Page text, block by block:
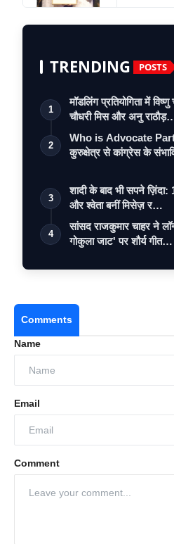
TRENDING POSTS
1
मॉडलिंग प्रतियोगिता में
चौधरी मिस और अनु
2
Who is Advocate
कुरुक्षेत्र से कांग्रेस के
3
शादी के बाद भी सपने ज़िंदा:
और श्वेता बनीं मिसेज़ र…
4
सांसद राजकुमार चाहर ने
गोकुला जाट' पर शौर्य गीत…
Comments
Name
Email
Comment